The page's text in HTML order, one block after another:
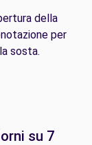
della
per
sosta.
su 7